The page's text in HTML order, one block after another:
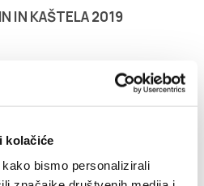
kolačiće
bismo personalizirali
IN KAŠTELA 2019